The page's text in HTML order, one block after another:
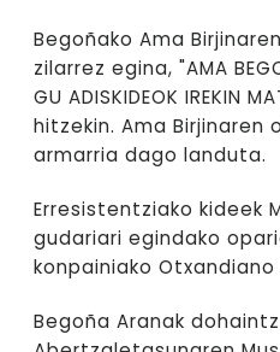
Begoñako Ama
zilarrez egina, "AMA
GU ADISKIDEOK IREKIN
hitzekin. Ama Birjinaren
armarria dago landuta.
Erresistentziako kideek
gudariari egindako
konpainiako
Begoña Aranak